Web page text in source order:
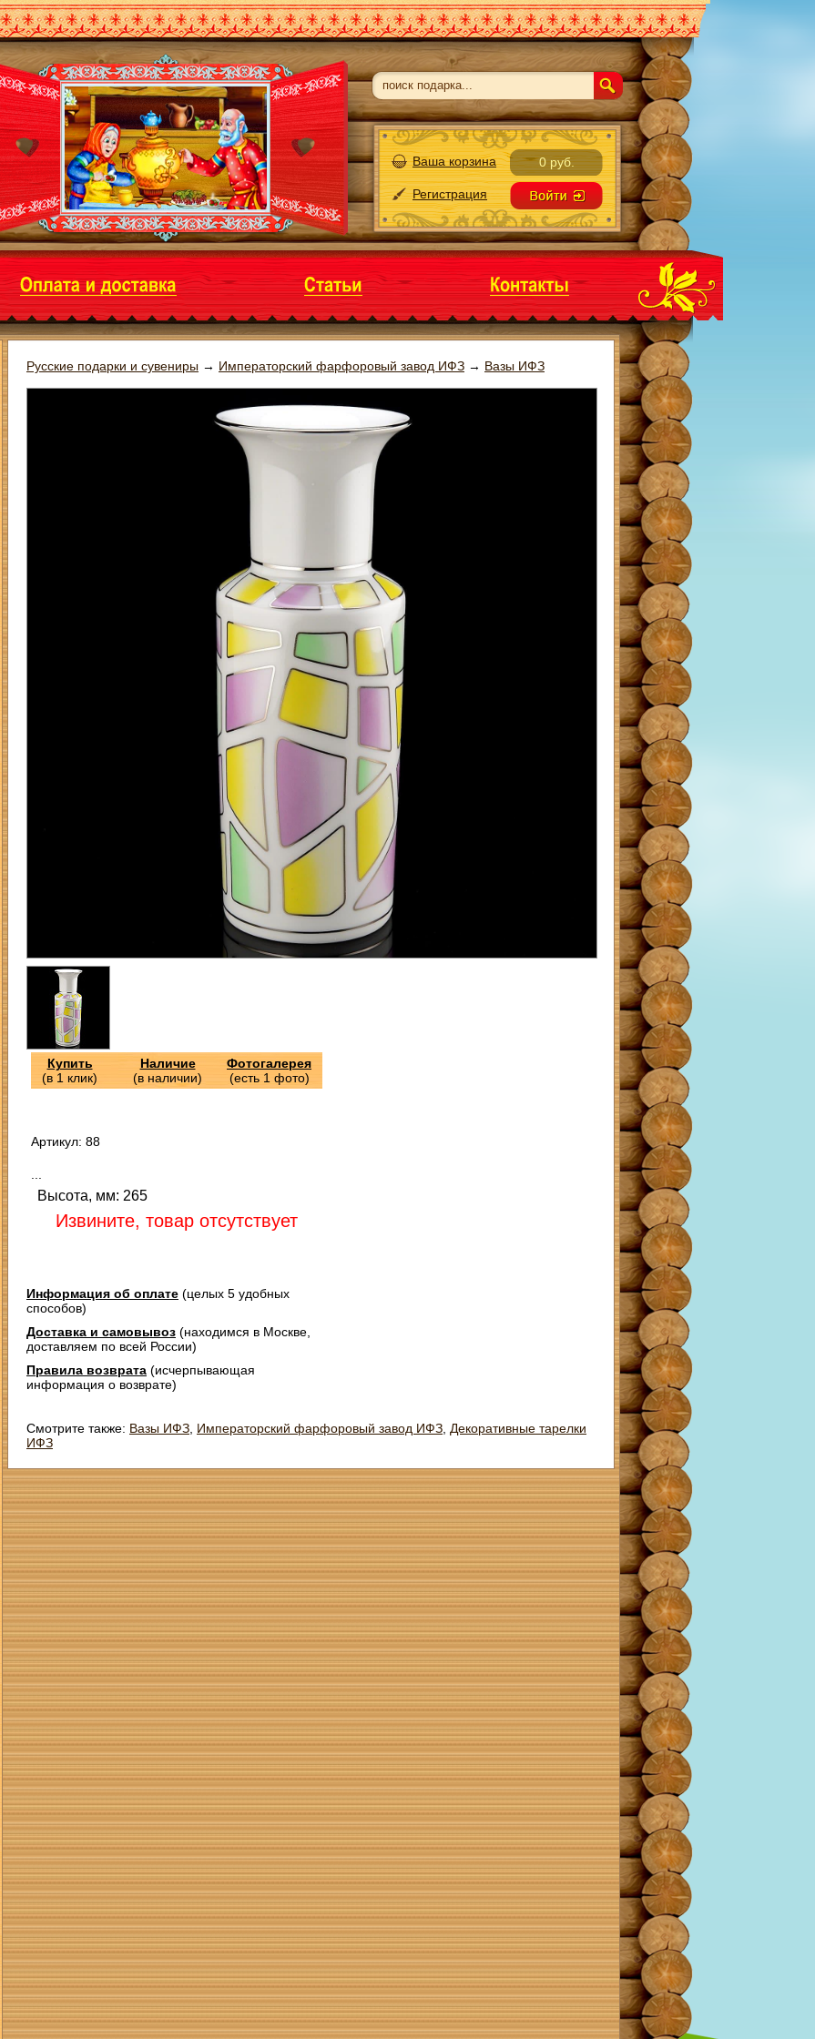
Ваша корзина 0 руб.
Регистрация
Русские подарки и сувениры → Императорский фарфоровый завод ИФЗ → Вазы ИФЗ
Купить
(в 1 клик)
Наличие
(в наличии)
Фотогалерея
(есть 1 фото)
Артикул: 88
Высота, мм: 265
Извините, товар отсутствует
Информация об оплате (целых 5 удобных
способов)
Доставка и самовывоз (находимся в Москве,
доставляем по всей России)
Правила возврата (исчерпывающая
информация о возврате)
Смотрите также: Вазы ИФЗ Императорский фарфоровый завод ИФЗ Декоративные тарелки
ИФЗ